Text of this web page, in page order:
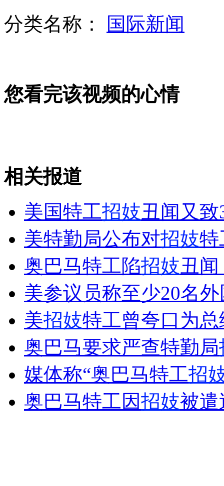
男子被蚊子叮咬患脑炎花60万仍昏迷
山西运城恶犬咬伤多人 警民合力深夜将其击毙
女孩北京地铁殴打老人 痛下狠手拳打脚踢
无痛分娩是否安全 医生回应
外交部：反对强权政治霸凌主义
外交部：有关国家言论片面不公正
分类名称：
国际新闻
您看完该视频的心情
相关报道
美国特工招妓丑闻又
美特勤局公布对招妓特
奥巴马特工陷招妓丑
美参议员称至少20名
美招妓特工曾夸口为
奥巴马要求严查特勤局
媒体称“奥巴马特工招
奥巴马特工因招妓被遣